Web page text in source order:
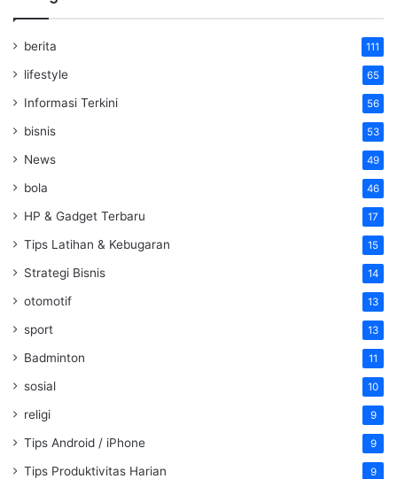
berita 111
lifestyle 65
Informasi Terkini 56
bisnis 53
News 49
bola 46
HP & Gadget Terbaru 17
Tips Latihan & Kebugaran 15
Strategi Bisnis 14
otomotif 13
sport 13
Badminton 11
sosial 10
religi 9
Tips Android / iPhone 9
Tips Produktivitas Harian 9